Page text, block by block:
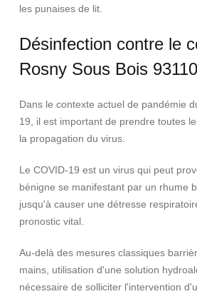
les punaises de lit.
Désinfection contre le
Rosny Sous Bois 93110
Dans le contexte actuel de pandémie
19, il est important de prendre toutes
la propagation du virus.
Le COVID-19 est un virus qui peut
bénigne se manifestant par un rhume
jusqu'à causer une détresse
pronostic vital.
Au-delà des mesures classiques
mains, utilisation d'une solution
nécessaire de solliciter l'intervention